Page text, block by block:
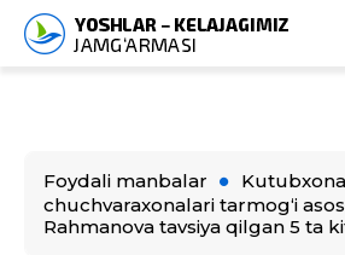
Foydali manbalar Kutubxona
chuchvaraxonalari tarmog‘i
Rahmanova tavsiya qilgan 5 ta